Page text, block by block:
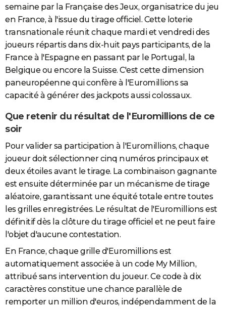
semaine par la Française des Jeux, organisatrice du jeu
en France, à l'issue du tirage officiel. Cette loterie
transnationale réunit chaque mardi et vendredi des
joueurs répartis dans dix-huit pays participants, de la
France à l'Espagne en passant par le Portugal, la
Belgique ou encore la Suisse. C'est cette dimension
paneuropéenne qui confère à l'Euromillions sa
capacité à générer des jackpots aussi colossaux.
Que retenir du résultat de l'Euromillions de ce
soir
Pour valider sa participation à l'Euromillions, chaque
joueur doit sélectionner cinq numéros principaux et
deux étoiles avant le tirage. La combinaison gagnante
est ensuite déterminée par un mécanisme de tirage
aléatoire, garantissant une équité totale entre toutes
les grilles enregistrées. Le résultat de l'Euromillions est
définitif dès la clôture du tirage officiel et ne peut faire
l'objet d'aucune contestation.
En France, chaque grille d'Euromillions est
automatiquement associée à un code My Million,
attribué sans intervention du joueur. Ce code à dix
caractères constitue une chance parallèle de
remporter un million d'euros, indépendamment de la